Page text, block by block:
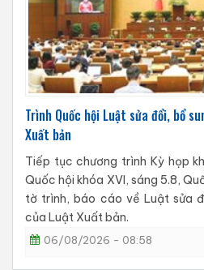
Trình Quốc hội Luật sửa đổi, bổ
Xuất bản
Tiếp tục chương trình Kỳ họp
Quốc hội khóa XVI, sáng 5.8,
tờ trình, báo cáo về Luật sửa
của Luật Xuất bản.
06/08/2026 - 08:58